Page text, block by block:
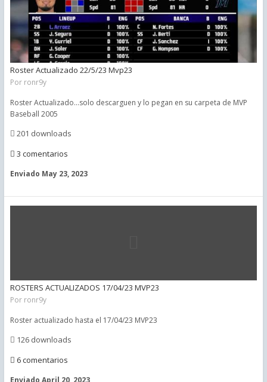
Roster Actualizado 22/5/23 Mvp23
Por ronr9y
Roster Actualizado...solo descarguen y lo pegan en su carpeta de MVP
Baseball 2005
201 downloads
3 comentarios
Enviado May 23, 2023
ROSTERS ACTUALIZADOS 17/04/23 MVP23
Por ronr9y
Roster actualizado hasta el 17/04/23 MVP23
126 downloads
6 comentarios
Enviado April 20, 2023